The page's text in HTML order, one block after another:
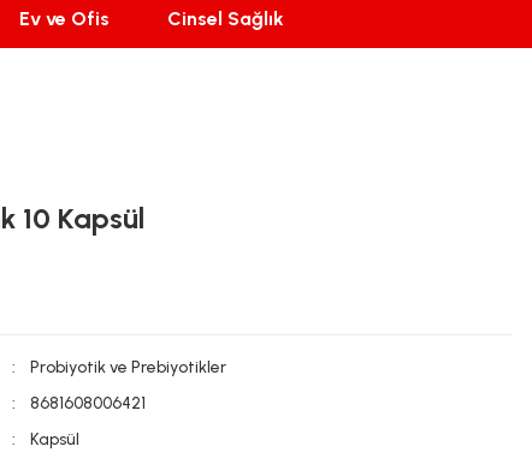
Ev ve Ofis Cinsel Sağlık
10 Kapsül
Probiyotik ve Prebiyotikler
8681608006421
Kapsül